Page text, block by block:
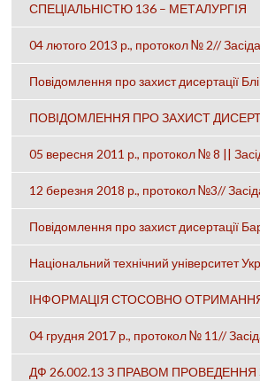
СПЕЦІАЛЬНІСТЮ 136 – МЕТАЛУРГІЯ
04 лютого 2013 р., протокол № 2//
Повідомлення про захист дисертації
ПОВІДОМЛЕННЯ ПРО ЗАХИСТ
05 вересня 2011 р., протокол № 8 ||
12 березня 2018 р., протокол №3//
Повідомлення про захист дисертації
Національний технічний університет
ІНФОРМАЦІЯ СТОСОВНО ОТРИМАННЯ
04 грудня 2017 р., протокол № 11//
ДФ 26.002.13 З ПРАВОМ